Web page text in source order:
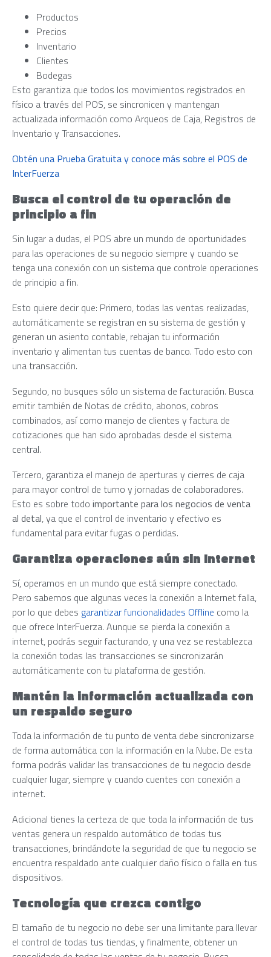
Productos
Precios
Inventario
Clientes
Bodegas
Esto garantiza que todos los movimientos registrados en
físico a través del POS, se sincronicen y mantengan
actualizada información como Arqueos de Caja, Registros de
Inventario y Transacciones.
Obtén una Prueba Gratuita y conoce más sobre el POS de
InterFuerza
Busca el control de tu operación de
principio a fin
Sin lugar a dudas, el POS abre un mundo de oportunidades
para las operaciones de su negocio siempre y cuando se
tenga una conexión con un sistema que controle operaciones
de principio a fin.
Esto quiere decir que: Primero, todas las ventas realizadas,
automáticamente se registran en su sistema de gestión y
generan un asiento contable, rebajan tu información
inventario y alimentan tus cuentas de banco. Todo esto con
una transacción.
Segundo, no busques sólo un sistema de facturación. Busca
emitir también de Notas de crédito, abonos, cobros
combinados, así como manejo de clientes y factura de
cotizaciones que han sido aprobadas desde el sistema
central.
Tercero, garantiza el manejo de aperturas y cierres de caja
para mayor control de turno y jornadas de colaboradores.
Esto es sobre todo importante para los negocios de venta
al detal, ya que el control de inventario y efectivo es
fundamental para evitar fugas o perdidas.
Garantiza operaciones aún sin Internet
Sí, operamos en un mundo que está siempre conectado.
Pero sabemos que algunas veces la conexión a Internet falla,
por lo que debes garantizar funcionalidades Offline como la
que ofrece InterFuerza. Aunque se pierda la conexión a
internet, podrás seguir facturando, y una vez se restablezca
la conexión todas las transacciones se sincronizarán
automáticamente con tu plataforma de gestión.
Mantén la información actualizada con
un respaldo seguro
Toda la información de tu punto de venta debe sincronizarse
de forma automática con la información en la Nube. De esta
forma podrás validar las transacciones de tu negocio desde
cualquier lugar, siempre y cuando cuentes con conexión a
internet.
Adicional tienes la certeza de que toda la información de tus
ventas genera un respaldo automático de todas tus
transacciones, brindándote la seguridad de que tu negocio se
encuentra respaldado ante cualquier daño físico o falla en tus
dispositivos.
Tecnología que crezca contigo
El tamaño de tu negocio no debe ser una limitante para llevar
el control de todas tus tiendas, y finalmente, obtener un